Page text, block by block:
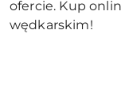
ofercie. Kup
wędkarskim!